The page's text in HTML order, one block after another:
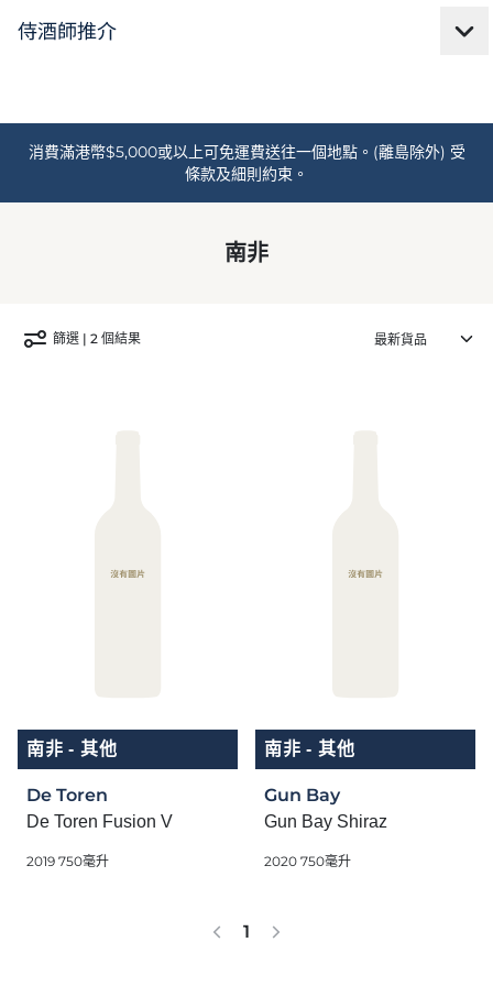
消費滿港幣$5,000或以上可免運費送往一個地點。(離島除外) 受
條款及細則約束。
南非
篩選 | 2 個結果
南非 - 其他
De Toren
De Toren Fusion V
2019 750毫升
南非 - 其他
Gun Bay
Gun Bay Shiraz
2020 750毫升
1